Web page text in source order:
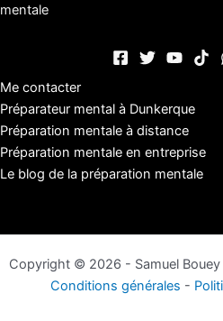
mentale
Me contacter
Préparateur mental à Dunkerque
Préparation mentale à distance
Préparation mentale en entreprise
Le blog de la préparation mentale
Copyright © 2026 - Samuel
Conditions générales -